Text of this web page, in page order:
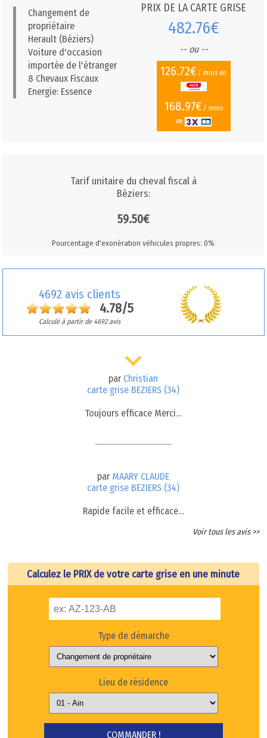
Changement de
propriétaire
Herault (Béziers)
Voiture d'occasion
importée de l'étranger
8 Chevaux Fiscaux
Energie: Essence
PRIX DE LA CARTE GRISE
482.76€
-- ou --
126.72€ / mois en
168.97€/ mois
en
Tarif unitaire du cheval fiscal à
Béziers:
59.50€
Pourcentage d'exonération véhicules propres: 0%
4692 avis clients
4.78/5
Calculé à partir de 4692 avis
par Christian
carte grise BEZIERS (34)
Toujours efficace Merci…
par MAARY CLAUDE
carte grise BEZIERS (34)
Rapide facile et efficace…
Voir tous les avis >>
Calculez le PRIX de votre carte grise en une minute
Type de démarche
Lieu de résidence